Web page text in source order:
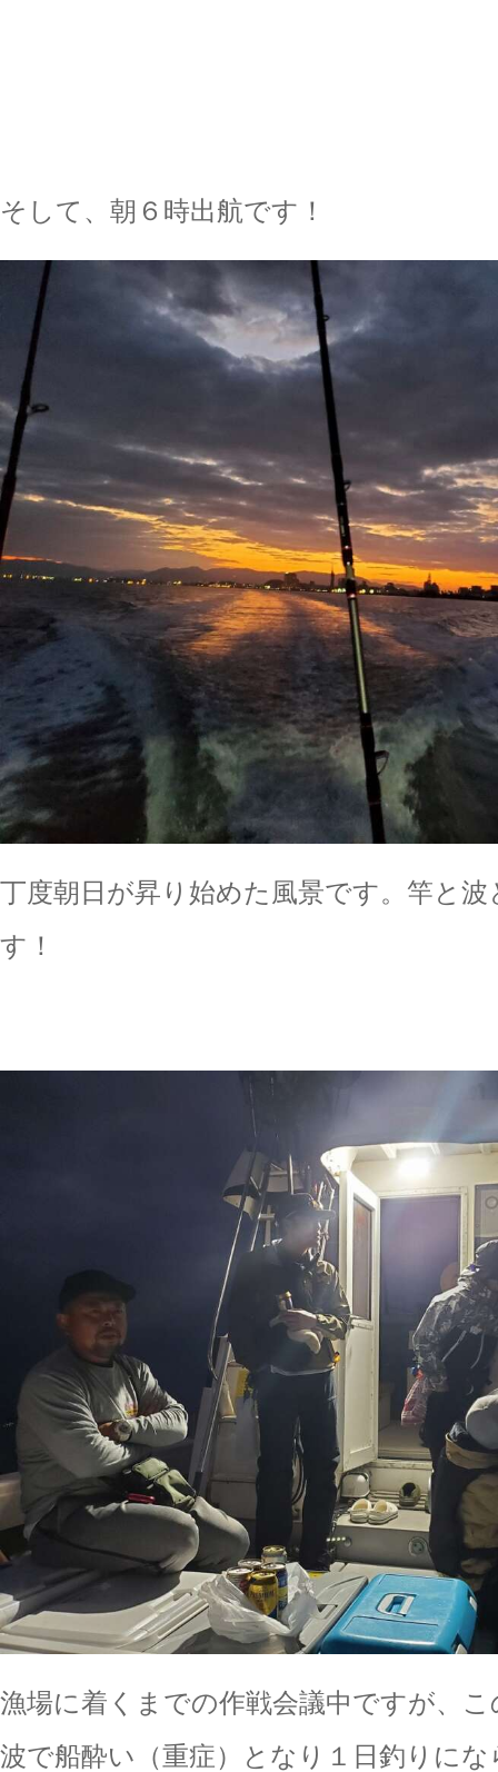
そして、朝６時出航です！
丁度朝日が昇り始めた風景です。竿と
す！
漁場に着くまでの作戦会議中ですが、
波で船酔い（重症）となり１日釣りに